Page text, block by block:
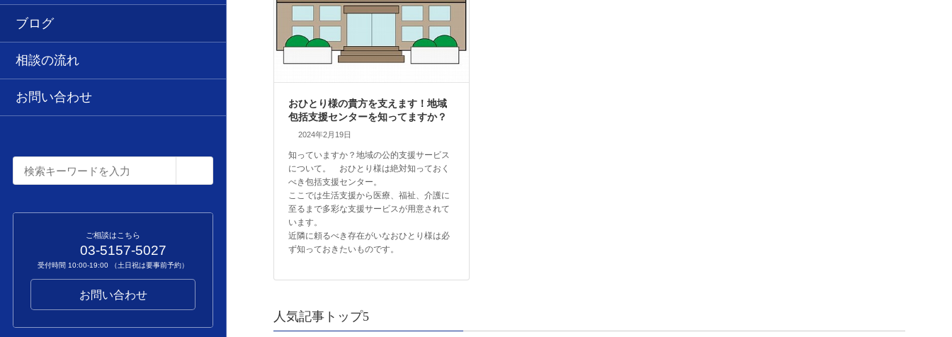
ブログ
相談の流れ
お問い合わせ
ご相談はこちら
03-5157-5027
受付時間 10:00-19:00 （土日祝は要事前予約）
お問い合わせ
おひとり様の貴方を支えます！地域
包括支援センターを知ってますか？
2024年2月19日
知っていますか？地域の公的支援サービス
について。 おひとり様は絶対知っておく
べき包括支援センター。
ここでは生活支援から医療、福祉、介護に
至るまで多彩な支援サービスが用意されて
います。
近隣に頼るべき存在がいなおひとり様は必
ず知っておきたいものです。
人気記事トップ5